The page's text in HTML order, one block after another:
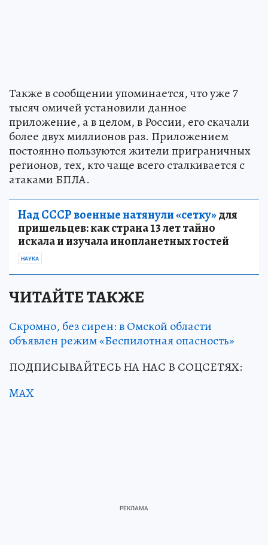
Также в сообщении упоминается, что уже 7
тысяч омичей установили данное
приложение, а в целом, в России, его скачали
более двух миллионов раз. Приложением
постоянно пользуются жители приграничных
регионов, тех, кто чаще всего сталкивается с
атаками БПЛА.
Над СССР военные натянули «сетку»для
пришельцев: как страна 13 лет тайно
искала и изучала инопланетных гостей
НАУКА
ЧИТАЙТЕ ТАКЖЕ
Скромно, без сирен: в Омской области
объявлен режим «Беспилотная опасность»
ПОДПИСЫВАЙТЕСЬ НА НАС В СОЦСЕТЯХ:
MAX